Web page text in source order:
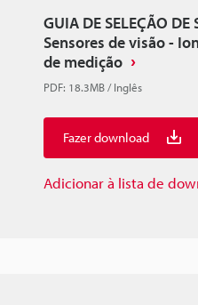
GUIA DE SELEÇÃO DE
Sensores de visão -
de medição
PDF: 18.3MB/Inglês
Fazer download
Adicionar à lista de